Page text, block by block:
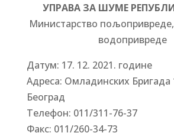
УПРАВА ЗА ШУМЕ
Министарство
водопривреде
Датум: 17. 12. 2021. године
Адреса: Омладинских Бригада
Београд
Tелефон: 011/311-76-37
Факс: 011/260-34-73